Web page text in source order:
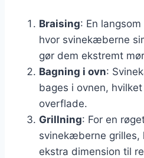
Braising: En
hvor svinekæberne
gør dem ekstremt
Bagning i ovn:
bages i ovnen,
overflade.
Grillning: For en
svinekæberne grilles,
ekstra dimension til